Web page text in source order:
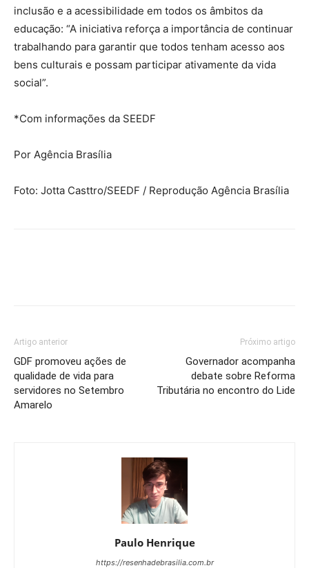
inclusão e a acessibilidade em todos os âmbitos da
educação: “A iniciativa reforça a importância de continuar
trabalhando para garantir que todos tenham acesso aos
bens culturais e possam participar ativamente da vida
social”.
*Com informações da SEEDF
Por Agência Brasília
Foto: Jotta Casttro/SEEDF / Reprodução Agência Brasília
Artigo anterior
GDF promoveu ações de
qualidade de vida para
servidores no Setembro
Amarelo
Próximo artigo
Governador acompanha
debate sobre Reforma
Tributária no encontro do Lide
Paulo Henrique
https://resenhadebrasilia.com.br